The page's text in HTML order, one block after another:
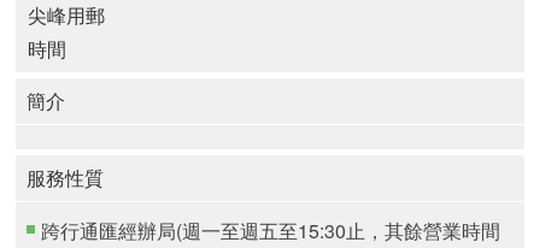
尖峰用郵
時間
簡介
服務性質
跨行通匯經辦局(週一至週五至15:30止，其餘營業時間